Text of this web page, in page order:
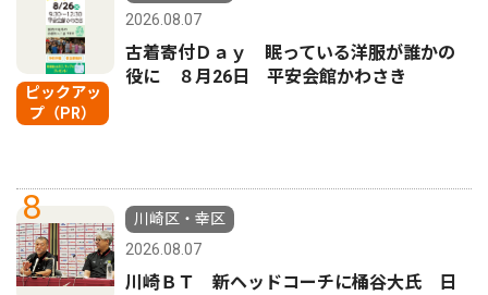
ピックアッ
プ（PR）
2026.08.07
古着寄付Ｄａｙ 眠っている洋服が誰かの
役に ８月26日 平安会館かわさき
8
川崎区・幸区
2026.08.07
川崎ＢＴ 新ヘッドコーチに桶谷大氏 日